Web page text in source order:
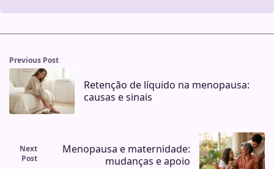
Previous Post
Retenção de líquido na menopausa:
causas e sinais
Next
Post
Menopausa e maternidade:
mudanças e apoio